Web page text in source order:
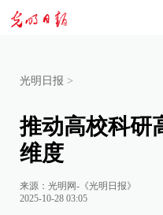
光明日报 >
推动高校科研
维度
来源： 光明网-《光明日报》
2025-10-28 03:05